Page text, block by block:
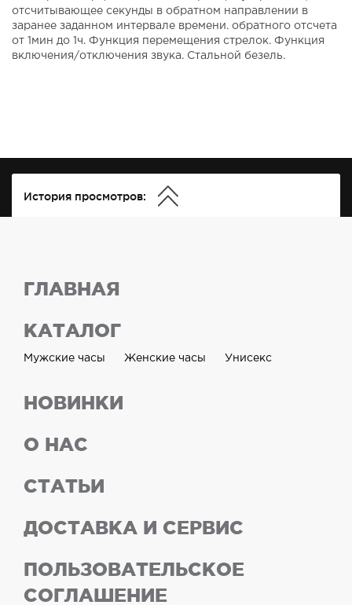
отсчитывающее секунды в обратном направлении в
заранее заданном интервале времени. обратного отсчета
от 1мин до 1ч. Функция перемещения стрелок. Функция
включения/отключения звука. Стальной безель.
История просмотров:
ГЛАВНАЯ
КАТАЛОГ
Мужские часы Женские часы Унисекс
НОВИНКИ
О НАС
СТАТЬИ
ДОСТАВКА И СЕРВИС
ПОЛЬЗОВАТЕЛЬСКОЕ
СОГЛАШЕНИЕ